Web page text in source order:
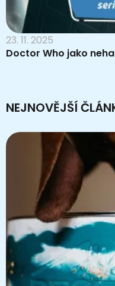
23. 11. 2025
Doctor Who jako
NEJNOVĚJŠÍ